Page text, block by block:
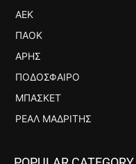
ΑΕΚ
ΠΑΟΚ
ΆΡΗΣ
ΠΟΔΌΣΦΑΙΡΟ
ΜΠΆΣΚΕΤ
ΡΕΆΛ ΜΑΔΡΊΤΗΣ